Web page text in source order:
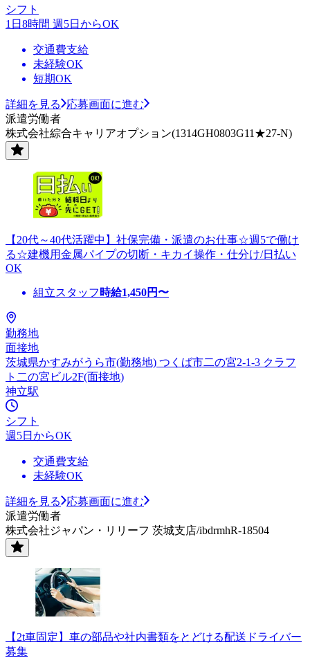
シフト
1日8時間 週5日からOK
交通費支給
未経験OK
短期OK
詳細を見る
応募画面に進む
派遣労働者
株式会社綜合キャリアオプション(1314GH0803G11★27-N)
【20代～40代活躍中】社保完備・派遣のお仕事☆週5で働け
る☆建機用金属パイプの切断・キカイ操作・仕分け/日払い
OK
組立スタッフ 時給1,450円〜
勤務地
面接地
茨城県かすみがうら市(勤務地) つくば市二の宮2-1-3 クラフ
ト二の宮ビル2F(面接地)
神立駅
シフト
週5日からOK
交通費支給
未経験OK
詳細を見る
応募画面に進む
派遣労働者
株式会社ジャパン・リリーフ 茨城支店/ibdrmhR-18504
【2t車固定】車の部品や社内書類をとどける配送ドライバー
募集